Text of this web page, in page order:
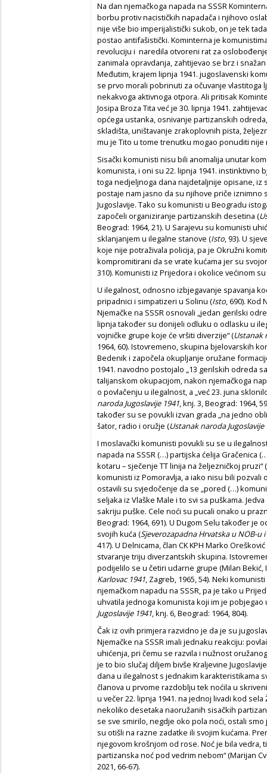
Na dan njemačkoga napada na SSSR
borbu protiv nacističkih napadača i njihovo
nije više bio imperijalistički sukob, on je tek
postao antifašistički. Kominterna je
revoluciju i naredila otvoreni rat za
zanimala opravdanja, zahtijevao se brz i
Međutim, krajem lipnja 1941. jugoslavenski
se prvo morali pobrinuti za očuvanje vlastitoga
nekakvoga aktivnoga otpora. Ali pritisak
Josipa Broza Tita već je 30. lipnja 1941.
općega ustanka, osnivanje partizanskih
skladišta, uništavanje zrakoplovnih pista,
mu je Tito u tome trenutku mogao ponuditi nije
Sisački komunisti nisu bili anomalija unutar
komunista, i oni su 22. lipnja 1941. instinktivno
toga nedjeljnoga dana najdetaljnije opisane, iz
postaje nam jasno da su njihove priče iznimno
Jugoslavije. Tako su komunisti u Beogradu
započeli organiziranje partizanskih desetina (
Beograd: 1964, 21). U Sarajevu su komunisti
sklanjanjem u ilegalne stanove (Isto, 93). U
koje nije potraživala policija, pa je Okružni
kompromitirani da se vrate kućama jer su
310). Komunisti iz Prijedora i okolice većinom
U ilegalnost, odnosno izbjegavanje spavanja
pripadnici i simpatizeri u Solinu (Isto, 690).
Njemačke na SSSR osnovali „jedan gerilski
lipnja također su donijeli odluku o odlasku u
vojničke grupe koje će vršiti diverzije“ (Ustanak
1964, 60). Istovremeno, skupina bjelovarskih
Bedenik i započela okupljanje oružane
1941. navodno postojalo „13 gerilskih odreda
talijanskom okupacijom, nakon njemačkoga
o povlačenju u ilegalnost, a „već 23. juna
naroda Jugoslavije 1941, knj. 3, Beograd: 1964,
također su se povukli izvan grada „na jedno
šator, radio i oružje (Ustanak naroda Jugoslavije
I moslavački komunisti povukli su se u
napada na SSSR (…) partijska ćelija Gračenica
kotaru – sječenje TT linija na željezničkoj pruzi“ (
komunisti iz Pomoravlja, a iako nisu bili
ostavili su svjedočenje da se „pored (…)
seljaka iz Vlaške Male i to svi sa puškama.
sakriju puške. Cele noći su pucali onako u
Beograd: 1964, 691). U Dugom Selu također je
svojih kuća (Sjeverozapadna Hrvatska u NOB-u
417). U Delnicama, član CK KPH Marko
stvaranje triju diverzantskih skupina.
podijelilo se u četiri udarne grupe (Milan Bekić,
Karlovac 1941, Zagreb, 1965, 54). Neki
njemačkom napadu na SSSR, pa je tako u
uhvatila jednoga komunista koji im je pobjegao
Jugoslavije 1941, knj. 6, Beograd: 1964, 804).
Čak iz ovih primjera razvidno je da je su
Njemačke na SSSR imali jednaku reakciju:
uhićenja, pri čemu se razvila i nužnost
je to bio slučaj diljem bivše Kraljevine
dana u ilegalnost s jednakim karakteristikama
članova u prvome razdoblju tek noćila u
u večer 22. lipnja 1941. na jednoj livadi kod
nekoliko desetaka naoružanih sisačkih
se sve smirilo, negdje oko pola noći, ostali
su otišli na razne zadatke ili svojim kućama.
njegovom krošnjom od rose. Noć je bila vedra,
partizanska noć pod vedrim nebom“ (Marijan
2021, 66-67).